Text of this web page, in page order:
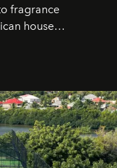
fragrance
house
perfumery with
personal: